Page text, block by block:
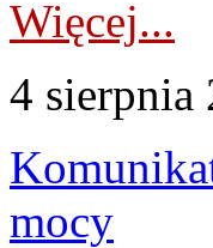
Więcej...
4 sierpnia
mocy